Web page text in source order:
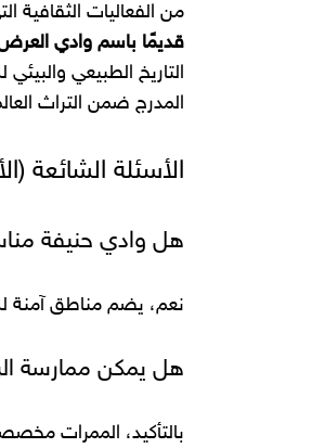
من الفعاليات الثقافية
قديمًا باسم وادي
التاريخ الطبيعي
المدرج ضمن التراث
الأسئلة الشائعة
هل وادي حنيفة
نعم، يضم مناطق آمنة
هل يمكن ممارسة
بالتأكيد، الممرات